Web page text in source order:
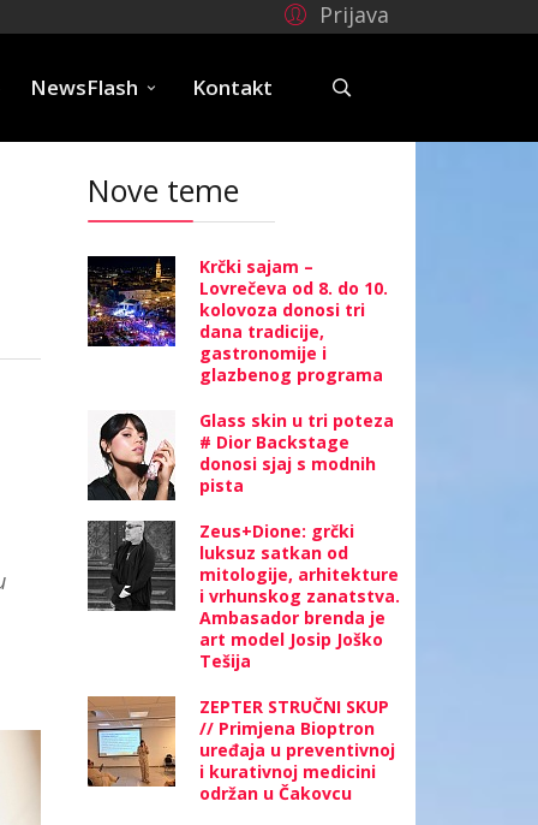
Prijava
NewsFlash Kontakt
Nove teme
Krčki sajam –
Lovrečeva od 8. do 10.
kolovoza donosi tri
dana tradicije,
gastronomije i
glazbenog programa
Glass skin u tri poteza
# Dior Backstage
donosi sjaj s modnih
pista
Zeus+Dione: grčki
luksuz satkan od
mitologije, arhitekture
i vrhunskog zanatstva.
Ambasador brenda je
art model Josip Joško
Tešija
ZEPTER STRUČNI SKUP
// Primjena Bioptron
uređaja u preventivnoj
i kurativnoj medicini
održan u Čakovcu